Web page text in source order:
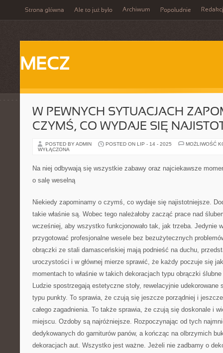
Strona główna Ale to już było Archiwum Popołudnie
MECZ
W PEWNYCH SYTUACJACH
CZYMŚ, CO WYDAJE SIĘ
POSTED BY ADMIN POSTED ON LIP - 14 - 2025
MOŻLIWOŚĆ
WYŁĄCZONA
Na niej odbywają się wszystkie zabawy oraz najciekawsze
o salę weselną
Niekiedy zapominamy o czymś, co wydaje się najistotniejsze.
takie właśnie są. Wobec tego należałoby zacząć prace nad
wcześniej, aby wszystko funkcjonowało tak, jak trzeba. Jedynie
przygotować profesjonalne wesele bez bezużytecznych
obrączki ze stali damasceńskiej mają podnieść na duchu,
uroczystości i w głównej mierze sprawić, że każdy poczuje się
momentach to właśnie w takich dekoracjach typu obrączki
Ludzie spostrzegają estetyczne stoły, rewelacyjnie udekorowane
typu punkty. To sprawia, że czują się jeszcze porządniej i
całego zagadnienia. To także sprawia, że czują się doskonale i
miejscu. Ozdoby są najróżniejsze. Rozpoczynając od tych
dedykowanych do garniturów panów, a kończąc na olbrzymich
dekoracjach aut. Wszystko jest ważne. Jeżeli nie zadbamy o